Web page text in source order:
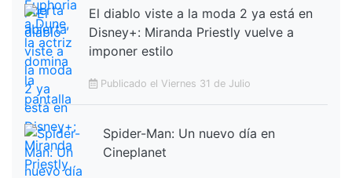
El diablo viste a la moda 2 ya está en
Disney+: Miranda Priestly vuelve a
imponer estilo
Publicado el Viernes 31 de Julio
Spider-Man: Un nuevo día en
Cineplanet